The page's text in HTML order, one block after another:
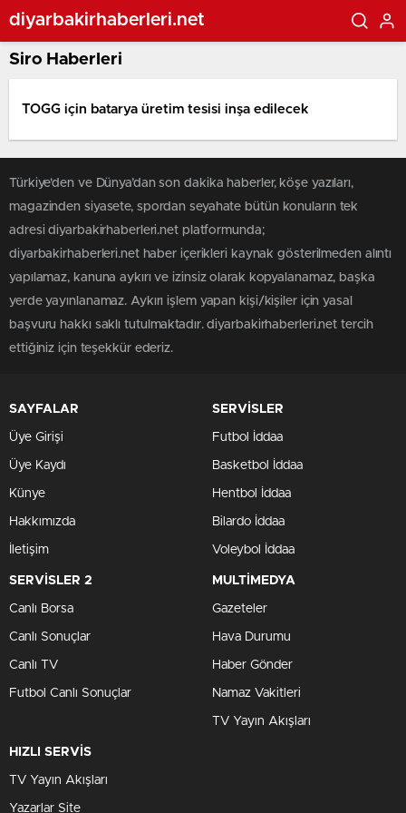
diyarbakirhaberleri.net
Siro Haberleri
TOGG için batarya üretim tesisi inşa edilecek
Türkiye'den ve Dünya’dan son dakika haberler, köşe yazıları,
magazinden siyasete, spordan seyahate bütün konuların tek
adresi diyarbakirhaberleri.net platformunda;
diyarbakirhaberleri.net haber içerikleri kaynak gösterilmeden alıntı
yapılamaz, kanuna aykırı ve izinsiz olarak kopyalanamaz, başka
yerde yayınlanamaz. Aykırı işlem yapan kişi/kişiler için yasal
başvuru hakkı saklı tutulmaktadır. diyarbakirhaberleri.net tercih
ettiğiniz için teşekkür ederiz.
SAYFALAR
Üye Girişi
Üye Kaydı
Künye
Hakkımızda
İletişim
SERVİSLER
Futbol İddaa
Basketbol İddaa
Hentbol İddaa
Bilardo İddaa
Voleybol İddaa
SERVİSLER 2
Canlı Borsa
Canlı Sonuçlar
Canlı TV
Futbol Canlı Sonuçlar
MULTİMEDYA
Gazeteler
Hava Durumu
Haber Gönder
Namaz Vakitleri
TV Yayın Akışları
HIZLI SERVİS
TV Yayın Akışları
Yazarlar Site